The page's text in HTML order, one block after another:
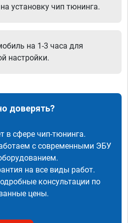
установку чип тюнинга.
на 1-3 часа для
настройки.
доверять?
в сфере чип-тюнинга.
с современными ЭБУ
на все виды работ.
консультации по
цены.